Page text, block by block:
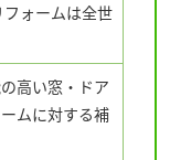
ォームは全世
高い窓・ドア
ムに対する補